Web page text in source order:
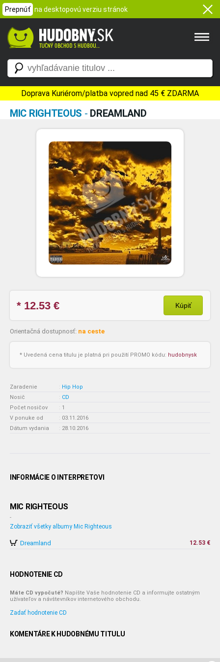
Prepnúť na desktopovú verziu stránok
Doprava Kuriérom/platba vopred nad 45 € ZDARMA
MIC RIGHTEOUS - DREAMLAND
* 12.53 € Kúpiť
Orientačná dostupnosť: na ceste
* Uvedená cena titulu je platná pri použití PROMO kódu: hudobnysk
Zaradenie : Hip Hop
Nosič
: CD
Počet nosičov
: 1
V ponuke od
: 03.11.2016
Dátum vydania
: 28.10.2016
INFORMÁCIE O INTERPRETOVI
MIC RIGHTEOUS
-
Zobraziť všetky albumy Mic Righteous
Dreamland 12.53 €
HODNOTENIE CD
Máte CD vypočuté? Napíšte Vaše hodnotenie CD a informujte ostatným
užívateľov a návštevníkov internetového obchodu.
Zadať hodnotenie CD
KOMENTÁRE K HUDOBNÉMU TITULU